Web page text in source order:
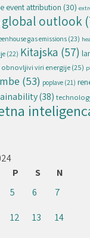
event attribution (30)
global outlook
gas emissions (23)
(22) Kitajska (57)
obnovljivi viri energije(25)
(53) poplave (21)
(38)
P S
N
5 6
7
12 13
14